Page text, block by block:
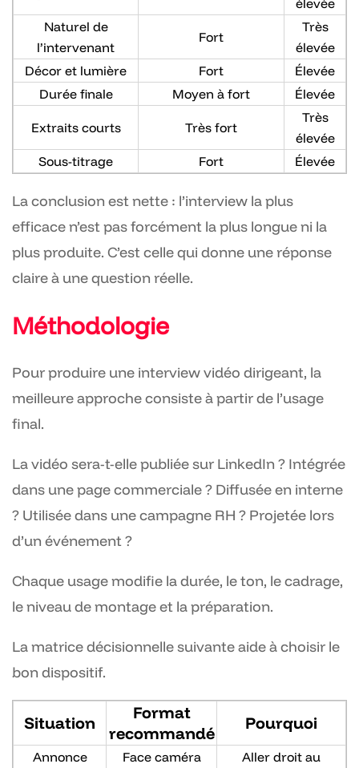
Naturel de
l’intervenant
Fort
Très
élevée
Décor et lumière
Fort
Élevée
Durée finale
Moyen à fort Élevée
Extraits courts Très fort
Très
élevée
Sous-titrage
Fort Élevée
La conclusion est nette : l’interview la plus
efficace n’est pas forcément la plus longue ni la
plus produite. C’est celle qui donne une réponse
claire à une question réelle.
Méthodologie
Pour produire une interview vidéo dirigeant, la
meilleure approche consiste à partir de l’usage
final.
La vidéo sera-t-elle publiée sur LinkedIn ? Intégrée
dans une page commerciale ? Diffusée en interne
? Utilisée dans une campagne RH ? Projetée lors
d’un événement ?
Chaque usage modifie la durée, le ton, le cadrage,
le niveau de montage et la préparation.
La matrice décisionnelle suivante aide à choisir le
bon dispositif.
Situation
Format
recommandé
Pourquoi
Annonce
Face caméra
Aller droit au